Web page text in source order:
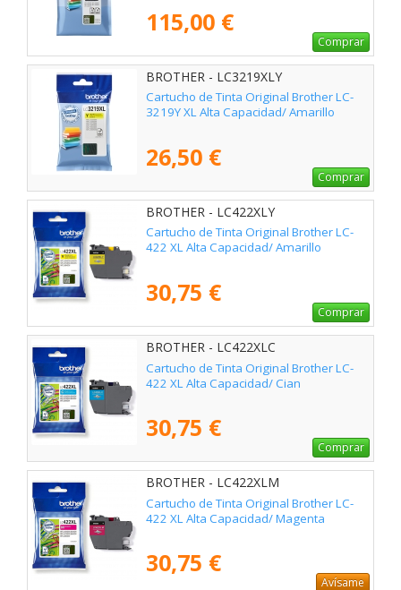
115,00 €
Comprar
BROTHER - LC3219XLY
Cartucho de Tinta Original Brother LC-
3219Y XL Alta Capacidad/ Amarillo
26,50 €
Comprar
BROTHER - LC422XLY
Cartucho de Tinta Original Brother LC-
422 XL Alta Capacidad/ Amarillo
30,75 €
Comprar
BROTHER - LC422XLC
Cartucho de Tinta Original Brother LC-
422 XL Alta Capacidad/ Cian
30,75 €
Comprar
BROTHER - LC422XLM
Cartucho de Tinta Original Brother LC-
422 XL Alta Capacidad/ Magenta
30,75 €
Avísame